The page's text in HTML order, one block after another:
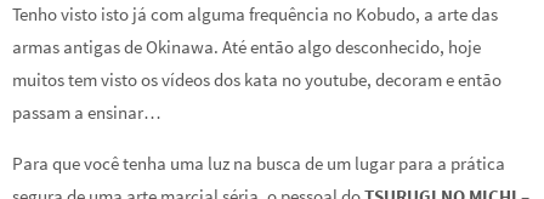
Tenho visto isto já com alguma frequência no Kobudo, a arte das
armas antigas de Okinawa. Até então algo desconhecido, hoje
muitos tem visto os vídeos dos kata no youtube, decoram e então
passam a ensinar…
Para que você tenha uma luz na busca de um lugar para a prática